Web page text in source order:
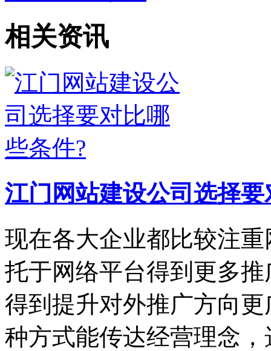
相关资讯
江门网站建设公司选择
现在各大企业都比较注
托于网络平台得到更多
得到提升对外推广方向
种方式能传达经营理念